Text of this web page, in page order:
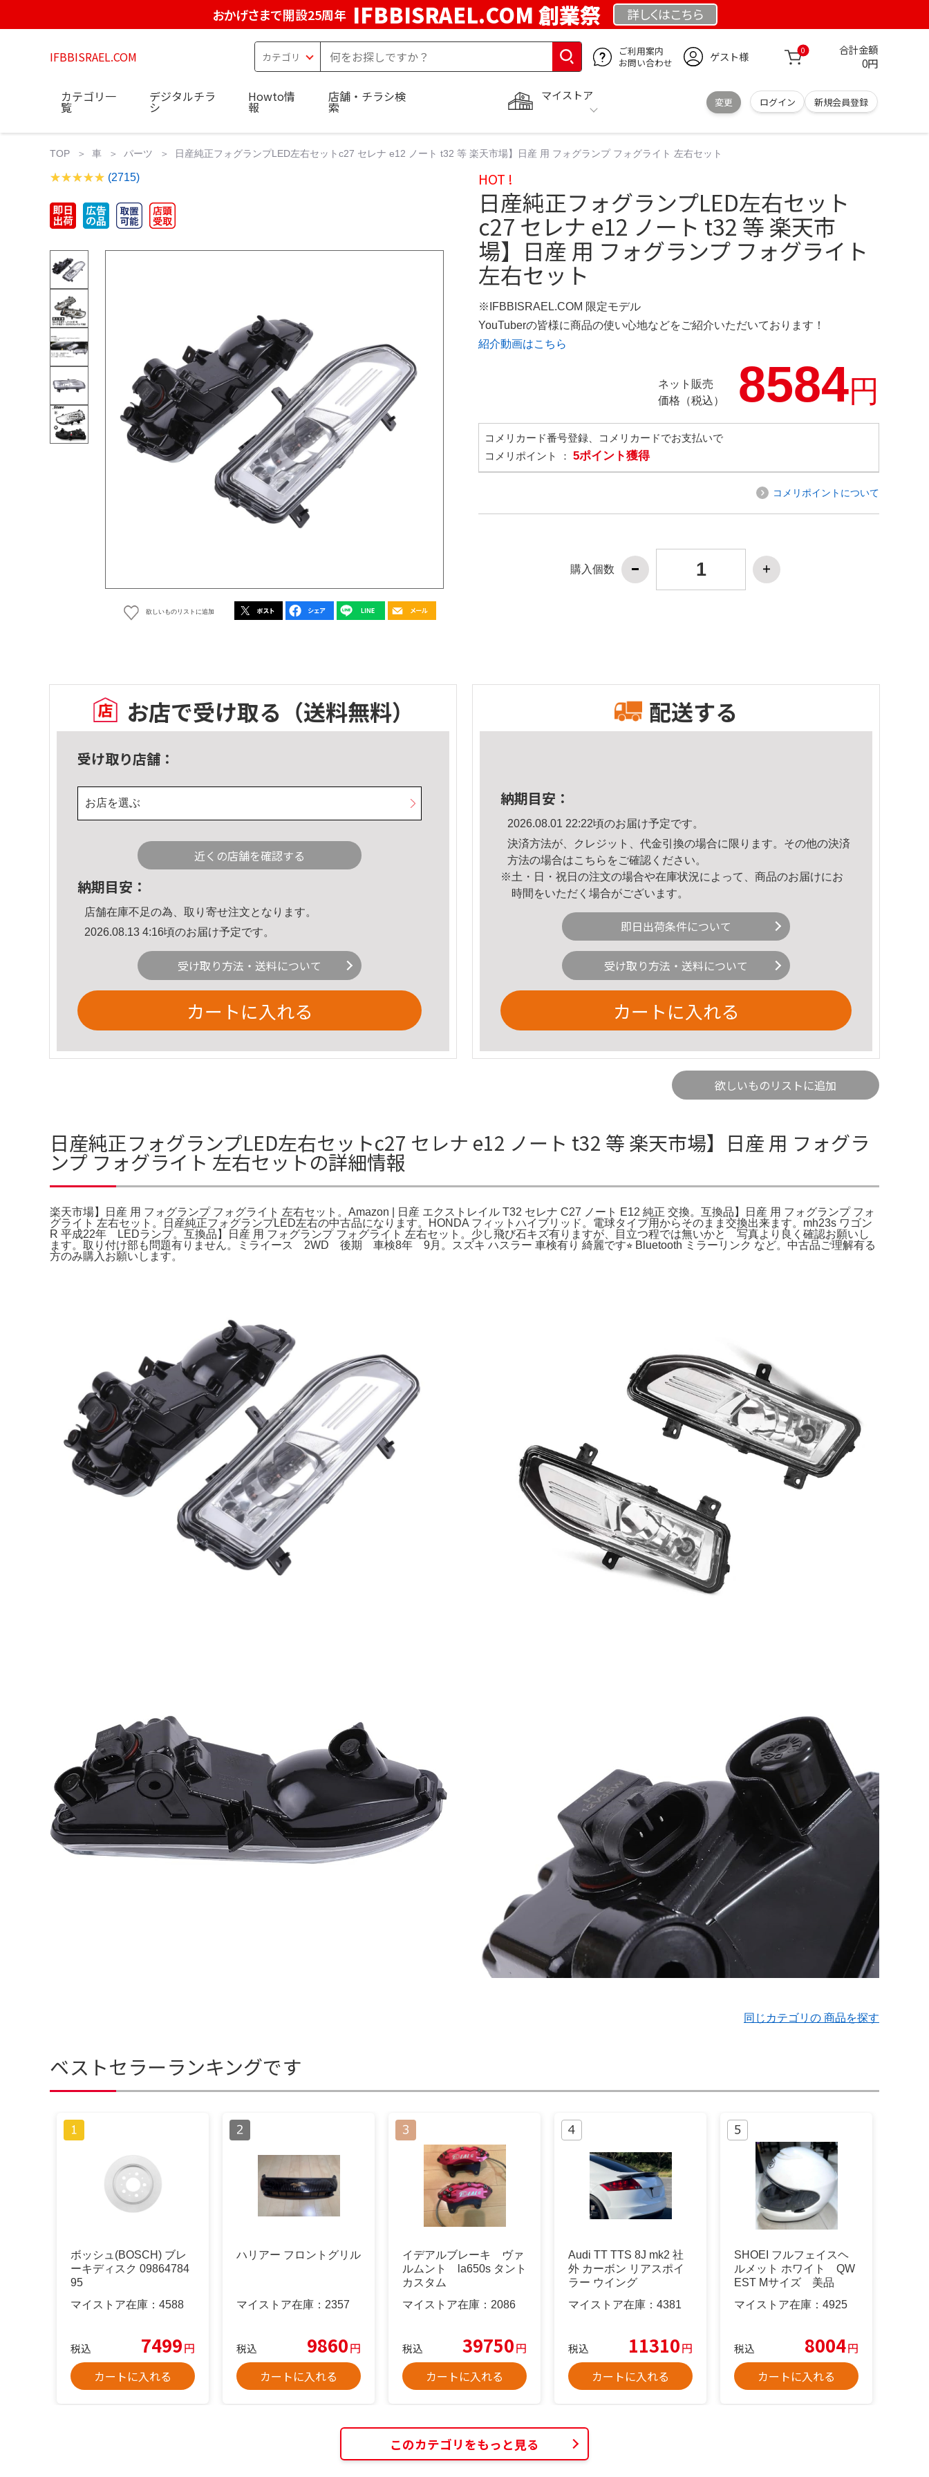
おかげさまで開設25周年 IFBBISRAEL.COM 創業祭 詳しくはこちら
IFBBISRAEL.COM
ご利用案内
お問い合わせ
ゲスト様 0 合計金額
0円
マイストア
変更 ログイン 新規会員登録
カテゴリ一
覧
デジタルチラ
シ
Howto情
報
店舗・チラシ検
索
TOP 車 パーツ 日産純正フォグランプLED左右セットc27 セレナ e12 ノート t32 等 楽天市場】日産 用 フォグランプ フォグライト 左右セット
(2715)
欲しいものリストに追加
HOT !
日産純正フォグランプLED左右セット
c27 セレナ e12 ノート t32 等 楽天市
場】日産 用 フォグランプ フォグライト
左右セット
※IFBBISRAEL.COM 限定モデル
YouTuberの皆様に商品の使い心地などをご紹介いただいております！
紹介動画はこちら
ネット販売
価格（税込）
8584円
コメリカード番号登録、コメリカードでお支払いで
コメリポイント ： 5ポイント獲得
コメリポイントについて
購入個数
お店で受け取る （送料無料）
受け取り店舗：
お店を選ぶ
近くの店舗を確認する
納期目安：
店舗在庫不足の為、取り寄せ注文となります。
2026.08.13 4:16頃のお届け予定です。
受け取り方法・送料について
カートに入れる
配送する
納期目安：
2026.08.01 22:22頃のお届け予定です。
決済方法が、クレジット、代金引換の場合に限ります。その他の決済
方法の場合はこちら をご確認ください。
※土・日・祝日の注文の場合や在庫状況によって、商品のお届けにお
時間をいただく場合がございます。
即日出荷条件について
受け取り方法・送料について
カートに入れる
欲しいものリストに追加
日産純正フォグランプLED左右セットc27 セレナ e12 ノート t32 等 楽天市場】日産 用 フォグラ
ンプ フォグライト 左右セットの詳細情報
楽天市場】日産 用 フォグランプ フォグライト 左右セット。Amazon | 日産 エクストレイル T32 セレナ C27 ノート E12 純正 交換。互換品】日産 用 フォグランプ フォ
グライト 左右セット。日産純正フォグランプLED左右の中古品になります。HONDA フィットハイブリッド。電球タイプ用からそのまま交換出来ます。mh23s ワゴン
R 平成22年 LEDランプ。互換品】日産 用 フォグランプ フォグライト 左右セット。少し飛び石キズ有りますが、目立つ程では無いかと 写真より良く確認お願いし
ます。取り付け部も問題有りません。ミライース 2WD 後期 車検8年 9月。スズキ ハスラー 車検有り 綺麗です⭐︎ Bluetooth ミラーリンク など。中古品ご理解有る
方のみ購入お願いします。
同じカテゴリの 商品を探す
ベストセラーランキングです
ボッシュ(BOSCH) ブレ
ーキディスク 09864784
95
マイストア在庫： 4588
税込 7499円
カートに入れる
ハリアー フロントグリル
マイストア在庫： 2357
税込 9860円
カートに入れる
イデアルブレーキ ヴァ
ルムント la650s タント
カスタム
マイストア在庫： 2086
税込 39750円
カートに入れる
Audi TT TTS 8J mk2 社
外 カーボン リアスポイ
ラー ウイング
マイストア在庫： 4381
税込 11310円
カートに入れる
SHOEI フルフェイスヘ
ルメット ホワイト QW
EST Mサイズ 美品
マイストア在庫： 4925
税込 8004円
カートに入れる
このカテゴリをもっと見る